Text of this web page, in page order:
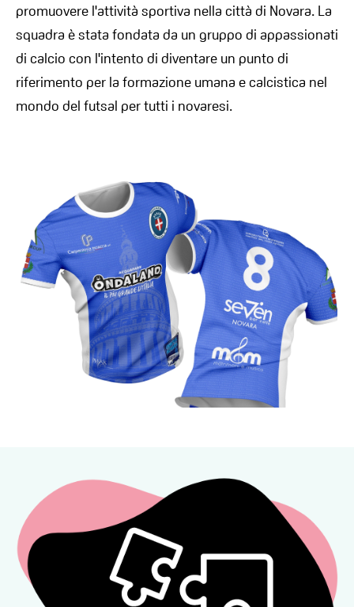
promuovere l'attività sportiva nella città di Novara. La
squadra è stata fondata da un gruppo di appassionati
di calcio con l'intento di diventare un punto di
riferimento per la formazione umana e calcistica nel
mondo del futsal per tutti i novaresi.